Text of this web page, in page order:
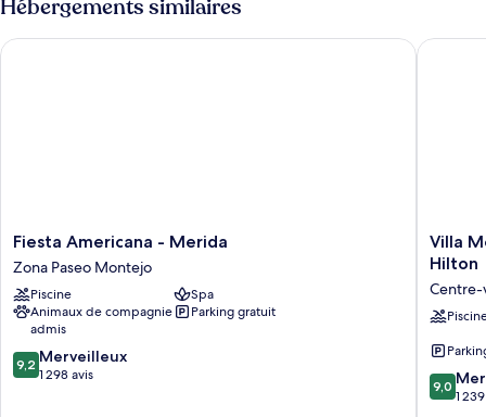
de
chambre
Master
Hébergements similaires
Fiesta
Americana
-
Merida
Zona
Paseo
Montejo
Fiesta Americana - Merida
Zona Paseo Montejo
Piscine
Spa
Animaux de compagnie
admis
Parking gratuit
9.2
sur
9,2 Merveilleux
1 298 avis
Fiesta Americana - Merida
Villa
Curio
Hilton
Centre-
ville
Villa
Hilton
Centre-
9.0
sur
9,0
1
Villa